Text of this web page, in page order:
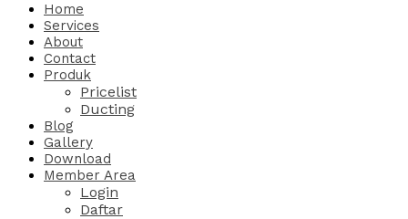
Home
Services
About
Contact
Produk
Pricelist
Ducting
Blog
Gallery
Download
Member Area
Login
Daftar